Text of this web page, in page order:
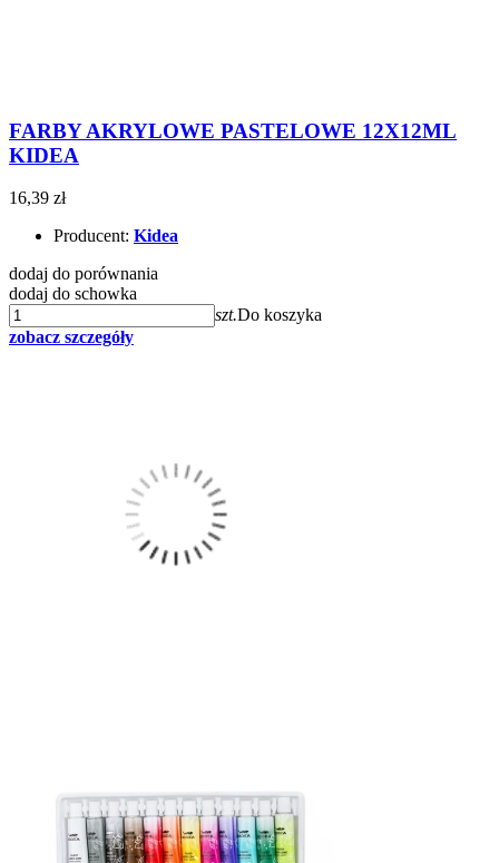
FARBY AKRYLOWE PASTELOWE 12X12ML
KIDEA
16,39 zł
Producent: Kidea
dodaj do porównania
dodaj do schowka
szt.Do koszyka
zobacz szczegóły